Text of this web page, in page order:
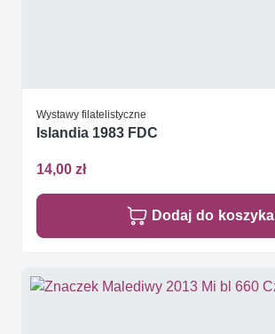
Wystawy filatelistyczne
Islandia 1983 FDC
14,00 zł
Dodaj do koszyka